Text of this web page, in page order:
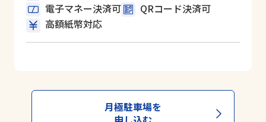
電子マネー決済可
QRコード決済可
高額紙幣対応
月極駐車場を